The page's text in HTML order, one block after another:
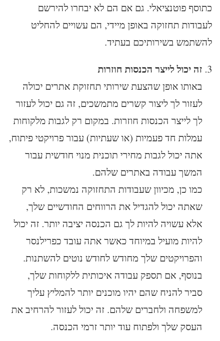
כתוסף פוטנציאלי. גם אם הם לא יבחרו להירשם
לעבודות תחזוקה באופן מיידי, הם עשויים להחליט
להשתמש בשירותיכם בעתיד.
זה יכול לייצר הכנסות חוזרות
באותו אופן שהצעת שירותי תחזוקת אתרים יכולה
לעזור לך ליצור קשרים מתמשכים, זה גם יכול לעזור
לך לייצר הכנסות חוזרות. במקום רק לגבות מלקוחות
עמלות חד פעמיות (או שעתיות) עבור פרויקטי פיתוח,
אתה יכול לגבות מחירי תוכנית מנוי חודשית עבור
המשך עבודה באתרים שלהם.
כמו כן, מכיוון שעבודות התחזוקה נמשכות, לא רק
שאתה יכול להגדיל את הרווחים החודשיים שלך,
אלא עשויה להיות לך גם הכנסה יציבה יותר. זה יכול
להיות מועיל במיוחד כאשר אתה עובד כפרילנסר
והפרויקטים שלך מחודש לחודש נוטים להשתנות.
בנוסף, אם תספק עבודה איכותית ללקוחות שלך,
סביר להניח שהם יהיו מוכנים יותר להמליץ ​​עליך
למשפחה ולחברים שלהם. זה יכול לעזור להרחיב את
העסק שלך ולפתוח עוד יותר זרמי הכנסה.